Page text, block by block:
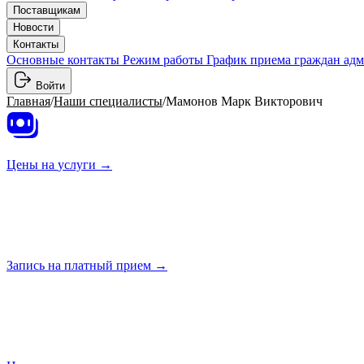
Поставщикам
Новости
Контакты
Основные контакты Режим работы График приема граждан
Войти
Главная/Наши специалисты/Мамонов Марк Викторович
Цены на услуги →
Запись на платный прием →